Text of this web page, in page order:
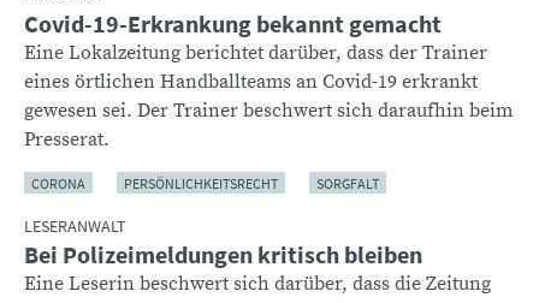
Covid-19-Erkrankung bekannt gemacht
Eine Lokalzeitung berichtet darüber, dass der Trainer
eines örtlichen Handballteams an Covid-19 erkrankt
gewesen sei. Der Trainer beschwert sich daraufhin beim
Presserat.
CORONA PERSÖNLICHKEITSRECHT SORGFALT
LESERANWALT
Bei Polizeimeldungen kritisch bleiben
Eine Leserin beschwert sich darüber, dass die Zeitung